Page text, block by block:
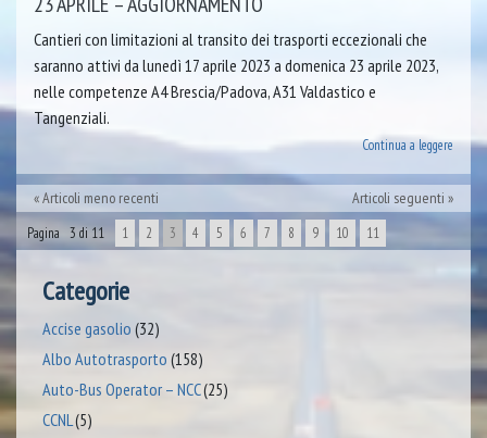
Cantieri con limitazioni al transito dei trasporti eccezionali che
saranno attivi da lunedì 17 aprile 2023 a domenica 23 aprile 2023,
nelle competenze A4 Brescia/Padova, A31 Valdastico e
Tangenziali.
Continua a leggere
Articoli meno recenti Articoli seguenti
Pagina 3 di 11 1 2 3 4 5 6 7 8 9 10 11
Categorie
Accise gasolio (32)
Albo Autotrasporto (158)
Auto-Bus Operator – NCC(25)
CCNL(5)